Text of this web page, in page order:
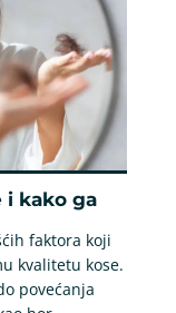
i kako ga
faktora koji
kvalitetu kose.
povećanja